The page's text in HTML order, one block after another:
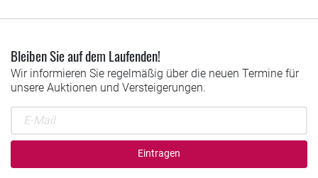
Bleiben Sie auf dem Laufenden!
Wir informieren Sie regelmäßig über die neuen Termine für
unsere Auktionen und Versteigerungen.
Eintragen